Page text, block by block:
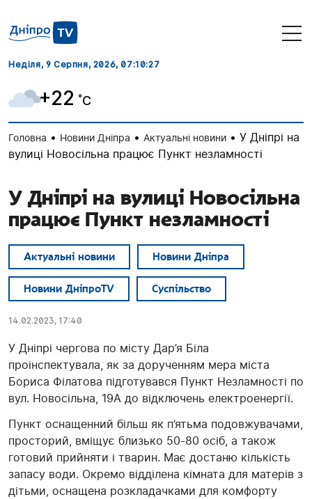
Неділя, 9 Серпня, 2026, 07:10:28
+22 ˚C
Головна • Новини Дніпра • Актуальні новини • У Дніпрі на
вулиці Новосільна працює Пункт незламності
У Дніпрі на вулиці Новосільна
працює Пункт незламності
Актуальні новини Новини Дніпра
Новини ДніпроTV Суспільство
14.02.2023, 17:40
У Дніпрі чергова по місту Дар’я Біла
проінспектувала, як за дорученням мера міста
Бориса Філатова підготувався Пункт Незламності по
вул. Новосільна, 19А до відключень електроенергії.
Пункт оснащенний більш як п’ятьма подовжувачами,
просторий, вміщує близько 50-80 осіб, а також
готовий прийняти і тварин. Має достаню кількість
запасу води. Окремо відділена кімната для матерів з
дітьми, оснащена розкладачками для комфорту